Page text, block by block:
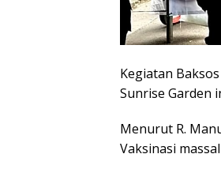
Kegiatan
Sunrise Garden
Menurut R.
Vaksinasi